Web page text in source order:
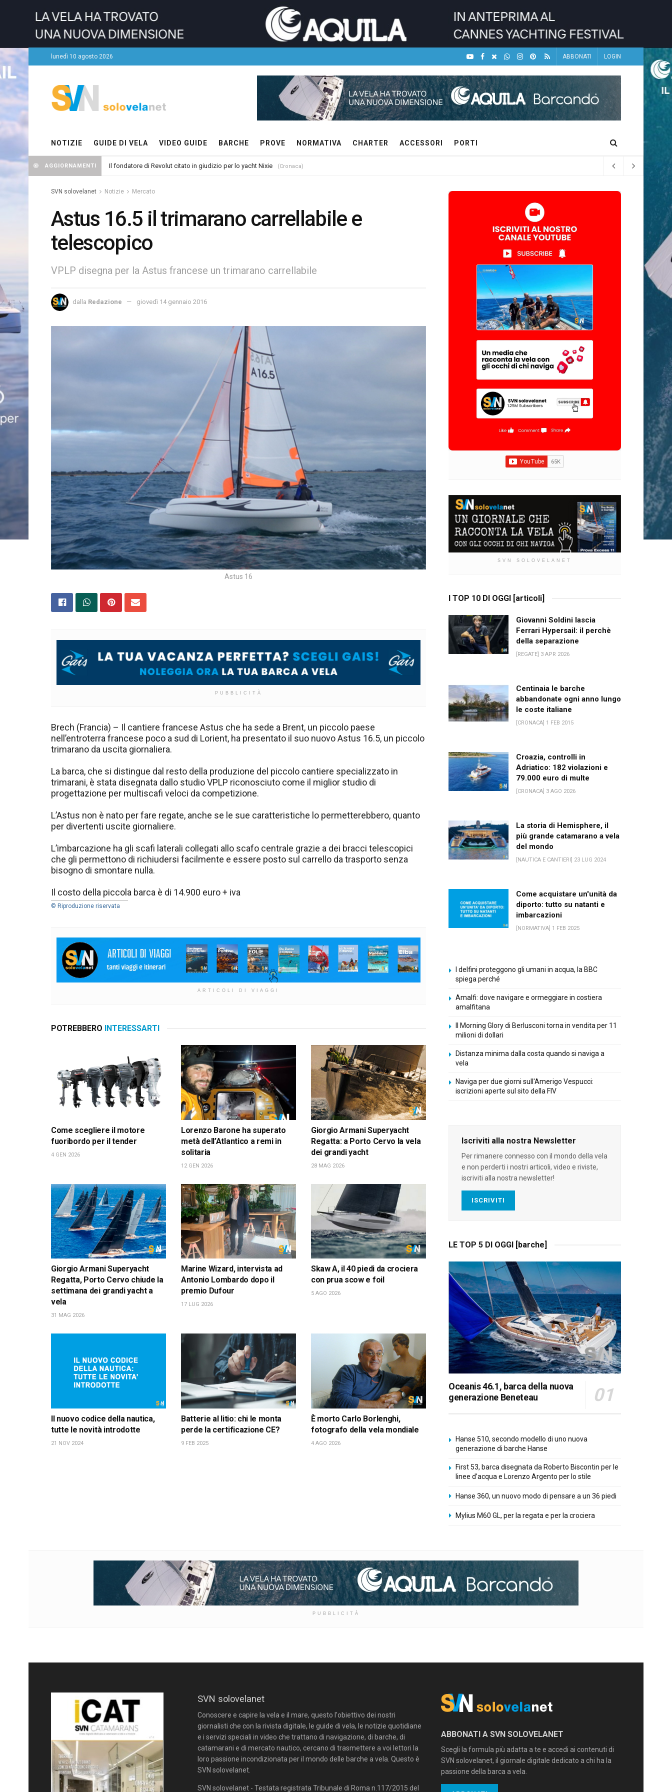
lunedì 10 agosto 2026 ABBONATI LOGIN
NOTIZIE GUIDE DI VELA VIDEO GUIDE BARCHE PROVE NORMATIVA CHARTER ACCESSORI PORTI
AGGIORNAMENTI Il fondatore di Revolut citato in giudizio per lo yacht Nixie (Cronaca)
SVN solovelanet Notizie Mercato
Astus 16.5 il trimarano carrellabile e
telescopico
VPLP disegna per la Astus francese un trimarano carrellabile
dalla Redazione giovedì 14 gennaio 2016
Astus 16
PUBBLICITÀ
Brech (Francia) – Il cantiere francese Astus che ha sede a Brent, un piccolo paese
nell’entroterra francese poco a sud di Lorient, ha presentato il suo nuovo Astus 16.5, un piccolo
trimarano da uscita giornaliera.
La barca, che si distingue dal resto della produzione del piccolo cantiere specializzato in
trimarani, è stata disegnata dallo studio VPLP riconosciuto come il miglior studio di
progettazione per multiscafi veloci da competizione.
L’Astus non è nato per fare regate, anche se le sue caratteristiche lo permetterebbero, quanto
per divertenti uscite giornaliere.
L’imbarcazione ha gli scafi laterali collegati allo scafo centrale grazie a dei bracci telescopici
che gli permettono di richiudersi facilmente e essere posto sul carrello da trasporto senza
bisogno di smontare nulla.
Il costo della piccola barca è di 14.900 euro + iva
© Riproduzione riservata
ARTICOLI DI VIAGGI
POTREBBERO INTERESSARTI
Come scegliere il motore
fuoribordo per il tender
4 GEN 2026
Lorenzo Barone ha superato
metà dell’Atlantico a remi in
solitaria
12 GEN 2026
Giorgio Armani Superyacht
Regatta: a Porto Cervo la vela
dei grandi yacht
28 MAG 2026
Giorgio Armani Superyacht
Regatta, Porto Cervo chiude la
settimana dei grandi yacht a
vela
31 MAG 2026
Marine Wizard, intervista ad
Antonio Lombardo dopo il
premio Dufour
17 LUG 2026
Skaw A, il 40 piedi da crociera
con prua scow e foil
5 AGO 2026
Il nuovo codice della nautica,
tutte le novità introdotte
21 NOV 2024
Batterie al litio: chi le monta
perde la certificazione CE?
9 FEB 2025
È morto Carlo Borlenghi,
fotografo della vela mondiale
4 AGO 2026
SVN SOLOVELANET
I TOP 10 DI OGGI [articoli]
Giovanni Soldini lascia
Ferrari Hypersail: il perchè
della separazione
[REGATE] 3 APR 2026
Centinaia le barche
abbandonate ogni anno lungo
le coste italiane
[CRONACA] 1 FEB 2015
Croazia, controlli in
Adriatico: 182 violazioni e
79.000 euro di multe
[CRONACA] 3 AGO 2026
La storia di Hemisphere, il
più grande catamarano a vela
del mondo
[NAUTICA E CANTIERI] 23 LUG 2024
Come acquistare un'unità da
diporto: tutto su natanti e
imbarcazioni
[NORMATIVA] 1 FEB 2025
I delfini proteggono gli umani in acqua, la BBC
spiega perché
Amalfi: dove navigare e ormeggiare in costiera
amalfitana
Il Morning Glory di Berlusconi torna in vendita per 11
milioni di dollari
Distanza minima dalla costa quando si naviga a
vela
Naviga per due giorni sull'Amerigo Vespucci:
iscrizioni aperte sul sito della FIV
Iscriviti alla nostra Newsletter
Per rimanere connesso con il mondo della vela
e non perderti i nostri articoli, video e riviste,
iscriviti alla nostra newsletter!
ISCRIVITI
LE TOP 5 DI OGGI [barche]
Oceanis 46.1, barca della nuova
generazione Beneteau
Hanse 510, secondo modello di uno nuova
generazione di barche Hanse
First 53, barca disegnata da Roberto Biscontin per le
linee d’acqua e Lorenzo Argento per lo stile
Hanse 360, un nuovo modo di pensare a un 36 piedi
Mylius M60 GL, per la regata e per la crociera
PUBBLICITÀ
SVN solovelanet
Conoscere e capire la vela e il mare, questo l'obiettivo dei nostri
giornalisti che con la rivista digitale, le guide di vela, le notizie quotidiane
e i servizi speciali in video che trattano di navigazione, di barche, di
catamarani e di mercato nautico, cercano di trasmettere a voi lettori la
loro passione incondizionata per il mondo delle barche a vela. Questo è
SVN solovelanet.
SVN solovelanet - Testata registrata Tribunale di Roma n.117/2015 del
ABBONATI A SVN SOLOVELANET
Scegli la formula più adatta a te e accedi ai contenuti di
SVN solovelanet, il giornale digitale dedicato a chi ha la
passione della barca a vela.